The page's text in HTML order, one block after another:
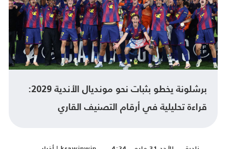
برشلونة يخطو بثبات نحو مونديال الأندية 2029:
قراءة تحليلية في أرقام التصنيف القاري